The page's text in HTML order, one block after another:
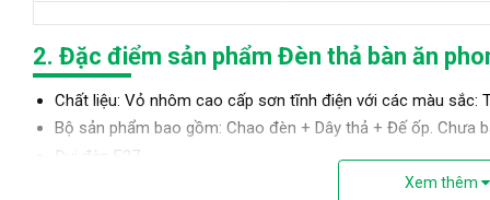
2. Đặc điểm sản phẩm Đèn thả bàn ăn
Chất liệu: Vỏ nhôm cao cấp sơn tĩnh điện với các màu sắc:
Bộ sản phẩm bao gồm: Chao đèn + Dây thả + Đế ốp. Chưa
Đui đèn E27
Đèn thả chao giọt nước thích hợp với ánh sáng của bóng
Xem thêm